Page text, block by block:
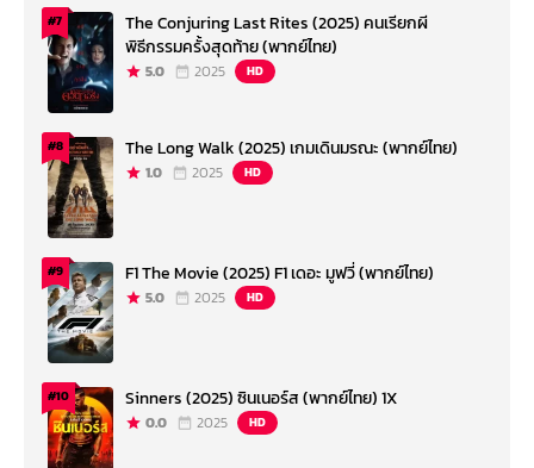
#7
The Conjuring Last Rites (2025) คนเรียกผี
พิธีกรรมครั้งสุดท้าย (พากย์ไทย)
5.0 2025 HD
#8 The Long Walk (2025) เกมเดินมรณะ (พากย์ไทย)
1.0 2025 HD
#9 F1 The Movie (2025) F1 เดอะ มูฟวี่ (พากย์ไทย)
5.0 2025 HD
#10 Sinners (2025) ซินเนอร์ส (พากย์ไทย) 1X
0.0 2025 HD